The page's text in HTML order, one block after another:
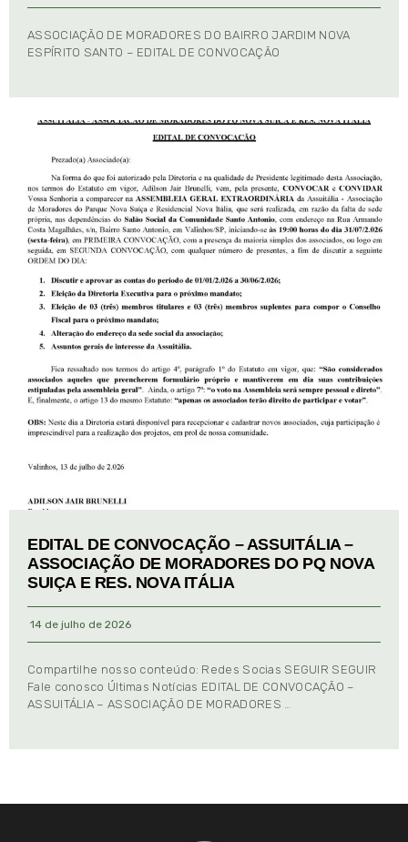
ASSOCIAÇÃO DE MORADORES DO BAIRRO JARDIM NOVA
ESPÍRITO SANTO – EDITAL DE CONVOCAÇÃO
EDITAL DE CONVOCAÇÃO – ASSUITÁLIA –
ASSOCIAÇÃO DE MORADORES DO PQ NOVA
SUIÇA E RES. NOVA ITÁLIA
14 de julho de 2026
Compartilhe nosso conteúdo: Redes Socias SEGUIR SEGUIR
Fale conosco Últimas Notícias EDITAL DE CONVOCAÇÃO –
ASSUITÁLIA – ASSOCIAÇÃO DE MORADORES …